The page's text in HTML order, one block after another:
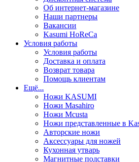
Об интернет-магазине
Наши партнеры
Вакансии
Kasumi HoReCa
Условия работы
Условия работы
Доставка и оплата
Возврат товара
Помощь клиентам
Ещё...
Ножи KASUMI
Ножи Masahiro
Ножи Mcusta
Ножи представленные в
Авторские ножи
Аксессуары для ножей
Кухонная утварь
Магнитные подставки